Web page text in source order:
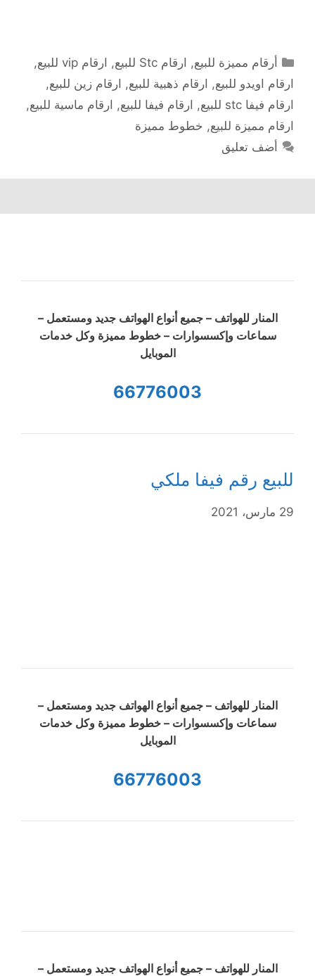
التصنيفات
أرقام مميزة للبيع, ارقام Stc للبيع , ارقام vip للبيع
,
ارقام اويدو للبيع, ارقام ذهبية للبيع, ارقام زين للبيع,
ارقام فيفا stc للبيع
, ارقام فيفا للبيع, ارقام ماسية للبيع,
ارقام مميزة للبيع, خطوط مميزة
أضف تعليق
المنار للهواتف – جميع أنواع الهواتف جديد ومستعمل –
سماعات وإكسسوارات – خطوط مميزة وكل خدمات
الموبايل
66776003
للبيع رقم فيفا ملكي
29 مارس، 2021
المنار للهواتف – جميع أنواع الهواتف جديد ومستعمل –
سماعات وإكسسوارات – خطوط مميزة وكل خدمات
الموبايل
66776003
المنار للهواتف – جميع أنواع الهواتف جديد ومستعمل –